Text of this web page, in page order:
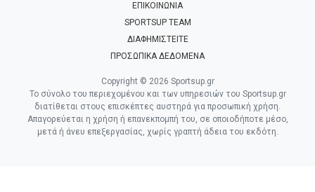
ΕΠΙΚΟΙΝΩΝΙΑ
SPORTSUP TEAM
ΔΙΑΦΗΜΙΣΤΕΙΤΕ
ΠΡΟΣΩΠΙΚΑ ΔΕΔΟΜΕΝΑ
Copyright © 2026 Sportsup.gr
Το σύνολο του περιεχομένου και των υπηρεσιών του Sportsup.gr
διατίθεται στους επισκέπτες αυστηρά για προσωπική χρήση.
Απαγορεύεται η χρήση ή επανεκπομπή του, σε οποιοδήποτε μέσο,
μετά ή άνευ επεξεργασίας, χωρίς γραπτή άδεια του εκδότη.